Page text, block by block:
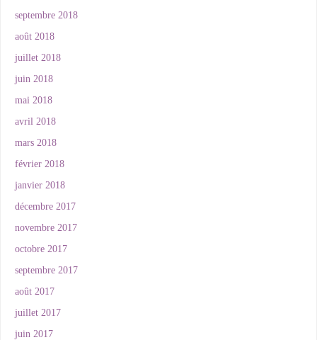
septembre 2018
août 2018
juillet 2018
juin 2018
mai 2018
avril 2018
mars 2018
février 2018
janvier 2018
décembre 2017
novembre 2017
octobre 2017
septembre 2017
août 2017
juillet 2017
juin 2017